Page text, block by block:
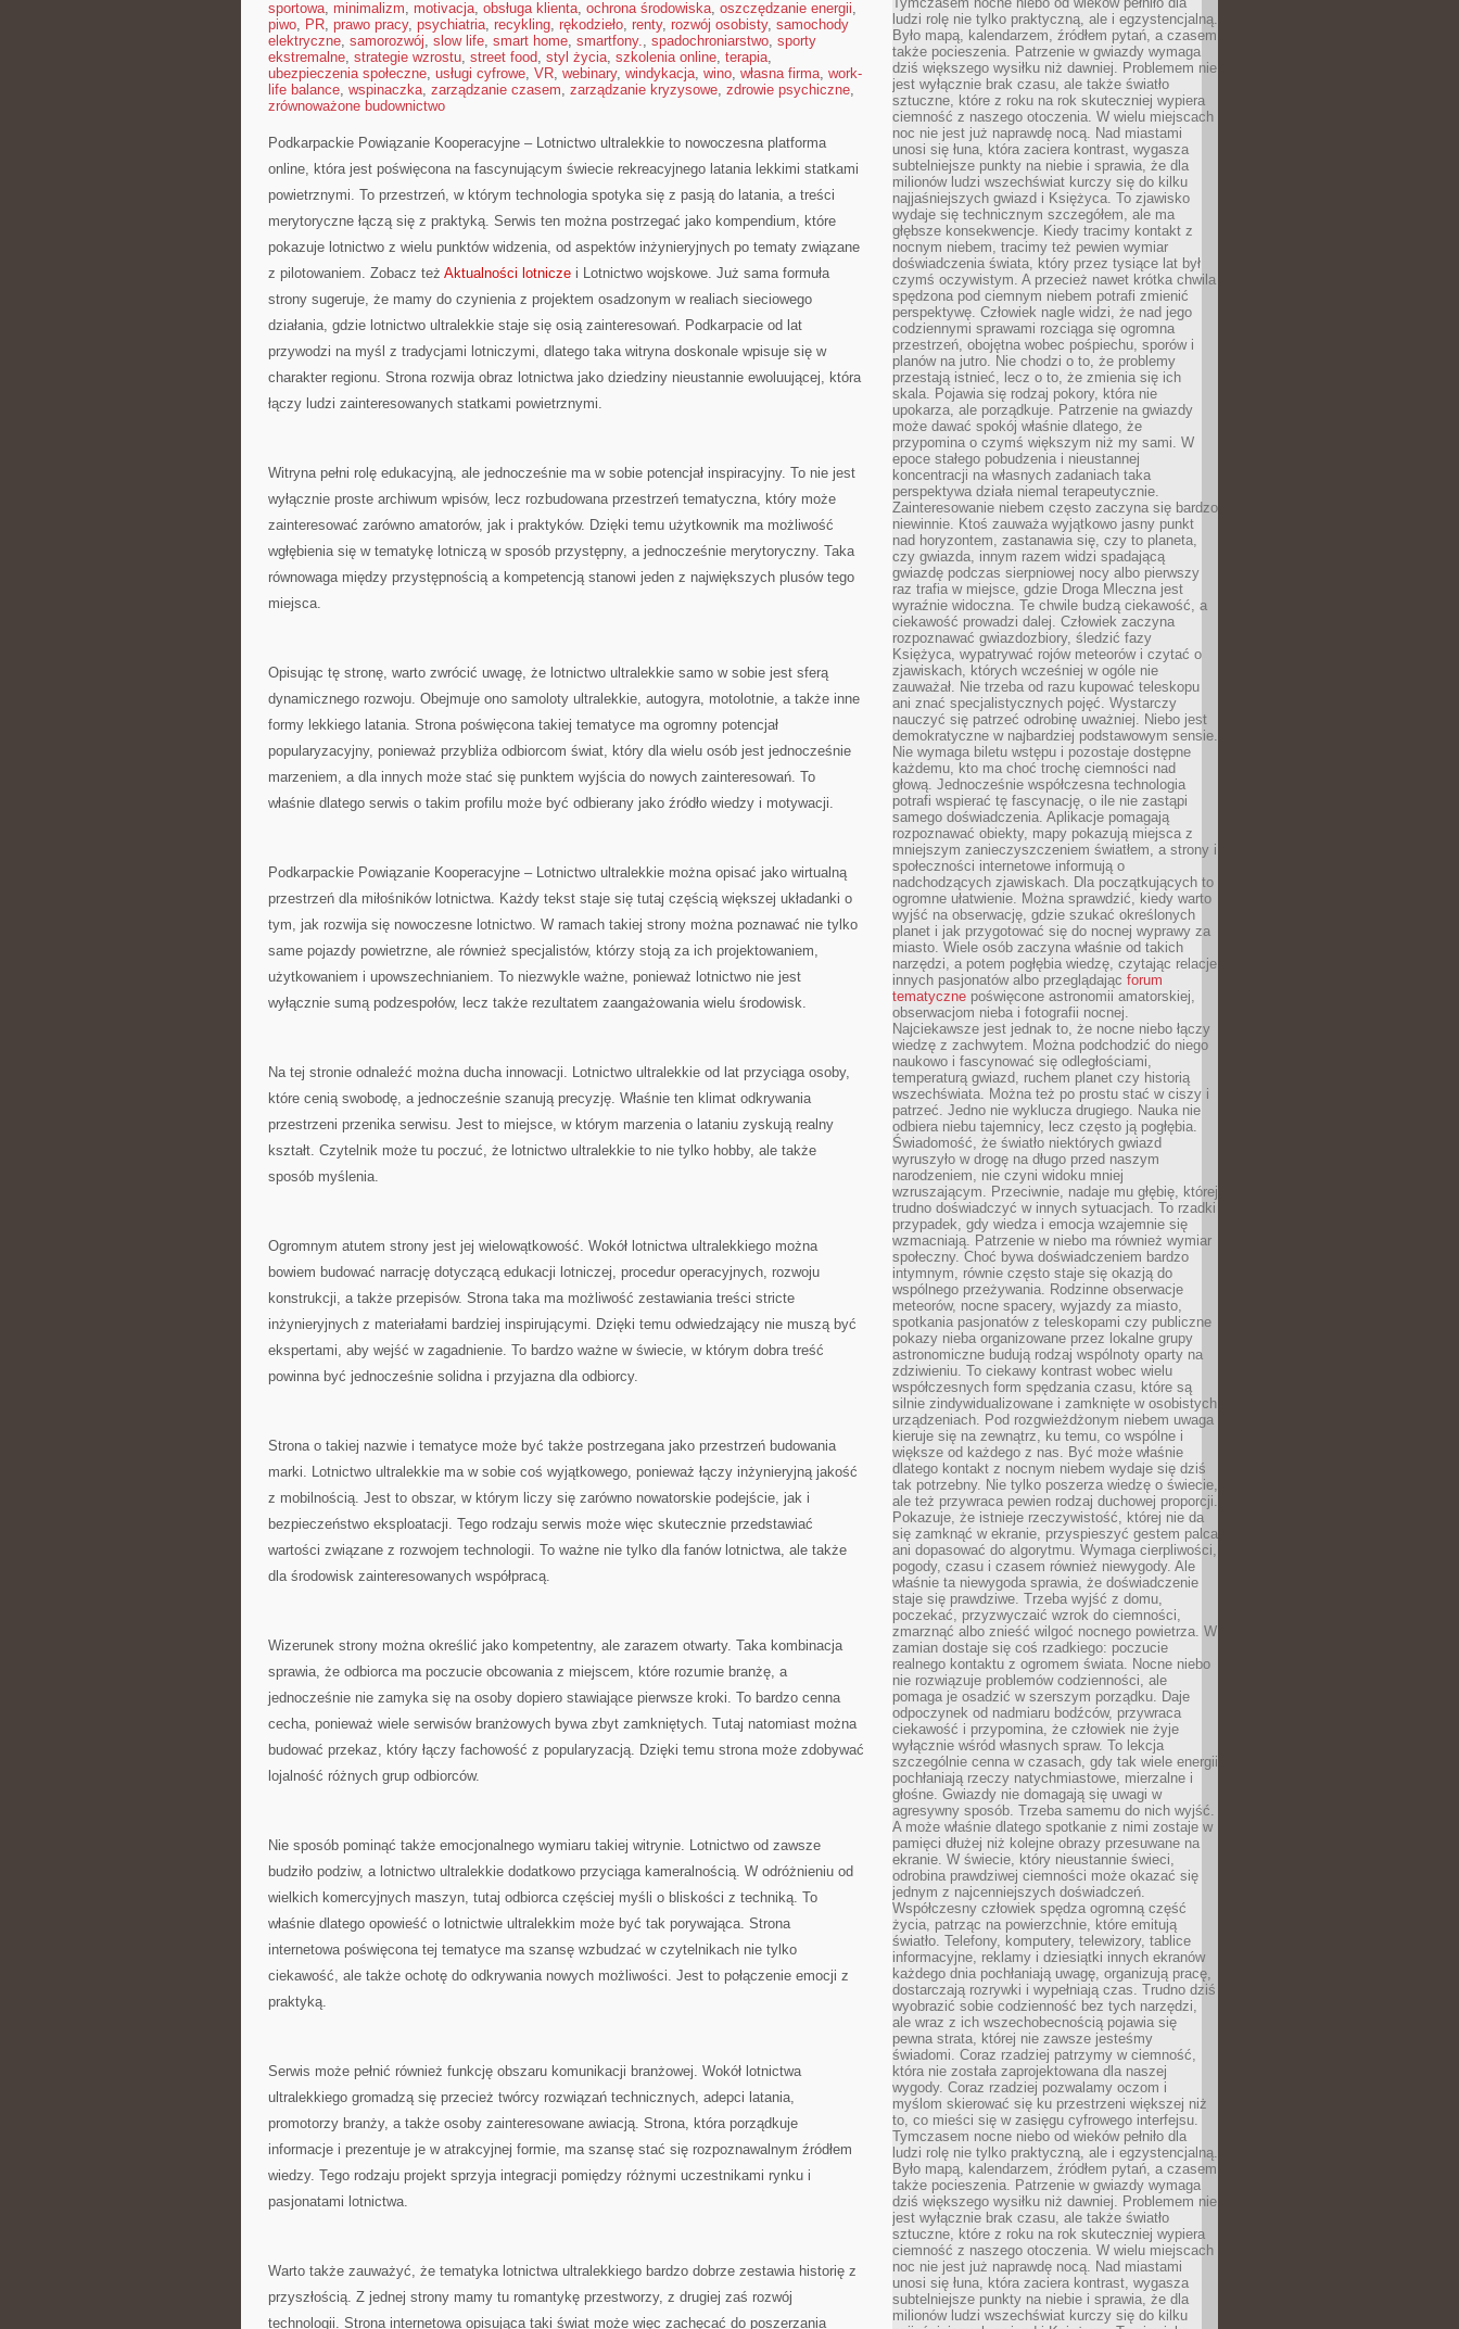
sportowa, minimalizm, motivacja, obsługa klienta, ochrona środowiska, oszczędzanie energii,
piwo, PR, prawo pracy, psychiatria, recykling, rękodzieło, renty, rozwój osobisty, samochody
elektryczne, samorozwój, slow life, smart home, smartfony., spadochroniarstwo, sporty
ekstremalne, strategie wzrostu, street food, styl życia, szkolenia online, terapia,
ubezpieczenia społeczne, usługi cyfrowe, VR, webinary, windykacja, wino, własna firma, work-
life balance, wspinaczka, zarządzanie czasem, zarządzanie kryzysowe, zdrowie psychiczne,
zrównoważone budownictwo
Podkarpackie Powiązanie Kooperacyjne – Lotnictwo ultralekkie to nowoczesna platforma
online, która jest poświęcona na fascynującym świecie rekreacyjnego latania lekkimi statkami
powietrznymi. To przestrzeń, w którym technologia spotyka się z pasją do latania, a treści
merytoryczne łączą się z praktyką. Serwis ten można postrzegać jako kompendium, które
pokazuje lotnictwo z wielu punktów widzenia, od aspektów inżynieryjnych po tematy związane
z pilotowaniem. Zobacz też Aktualności lotnicze i Lotnictwo wojskowe. Już sama formuła
strony sugeruje, że mamy do czynienia z projektem osadzonym w realiach sieciowego
działania, gdzie lotnictwo ultralekkie staje się osią zainteresowań. Podkarpacie od lat
przywodzi na myśl z tradycjami lotniczymi, dlatego taka witryna doskonale wpisuje się w
charakter regionu. Strona rozwija obraz lotnictwa jako dziedziny nieustannie ewoluującej, która
łączy ludzi zainteresowanych statkami powietrznymi.
Witryna pełni rolę edukacyjną, ale jednocześnie ma w sobie potencjał inspiracyjny. To nie jest
wyłącznie proste archiwum wpisów, lecz rozbudowana przestrzeń tematyczna, który może
zainteresować zarówno amatorów, jak i praktyków. Dzięki temu użytkownik ma możliwość
wgłębienia się w tematykę lotniczą w sposób przystępny, a jednocześnie merytoryczny. Taka
równowaga między przystępnością a kompetencją stanowi jeden z największych plusów tego
miejsca.
Opisując tę stronę, warto zwrócić uwagę, że lotnictwo ultralekkie samo w sobie jest sferą
dynamicznego rozwoju. Obejmuje ono samoloty ultralekkie, autogyra, motolotnie, a także inne
formy lekkiego latania. Strona poświęcona takiej tematyce ma ogromny potencjał
popularyzacyjny, ponieważ przybliża odbiorcom świat, który dla wielu osób jest jednocześnie
marzeniem, a dla innych może stać się punktem wyjścia do nowych zainteresowań. To
właśnie dlatego serwis o takim profilu może być odbierany jako źródło wiedzy i motywacji.
Podkarpackie Powiązanie Kooperacyjne – Lotnictwo ultralekkie można opisać jako wirtualną
przestrzeń dla miłośników lotnictwa. Każdy tekst staje się tutaj częścią większej układanki o
tym, jak rozwija się nowoczesne lotnictwo. W ramach takiej strony można poznawać nie tylko
same pojazdy powietrzne, ale również specjalistów, którzy stoją za ich projektowaniem,
użytkowaniem i upowszechnianiem. To niezwykle ważne, ponieważ lotnictwo nie jest
wyłącznie sumą podzespołów, lecz także rezultatem zaangażowania wielu środowisk.
Na tej stronie odnaleźć można ducha innowacji. Lotnictwo ultralekkie od lat przyciąga osoby,
które cenią swobodę, a jednocześnie szanują precyzję. Właśnie ten klimat odkrywania
przestrzeni przenika serwisu. Jest to miejsce, w którym marzenia o lataniu zyskują realny
kształt. Czytelnik może tu poczuć, że lotnictwo ultralekkie to nie tylko hobby, ale także
sposób myślenia.
Ogromnym atutem strony jest jej wielowątkowość. Wokół lotnictwa ultralekkiego można
bowiem budować narrację dotyczącą edukacji lotniczej, procedur operacyjnych, rozwoju
konstrukcji, a także przepisów. Strona taka ma możliwość zestawiania treści stricte
inżynieryjnych z materiałami bardziej inspirującymi. Dzięki temu odwiedzający nie muszą być
ekspertami, aby wejść w zagadnienie. To bardzo ważne w świecie, w którym dobra treść
powinna być jednocześnie solidna i przyjazna dla odbiorcy.
Strona o takiej nazwie i tematyce może być także postrzegana jako przestrzeń budowania
marki. Lotnictwo ultralekkie ma w sobie coś wyjątkowego, ponieważ łączy inżynieryjną jakość
z mobilnością. Jest to obszar, w którym liczy się zarówno nowatorskie podejście, jak i
bezpieczeństwo eksploatacji. Tego rodzaju serwis może więc skutecznie przedstawiać
wartości związane z rozwojem technologii. To ważne nie tylko dla fanów lotnictwa, ale także
dla środowisk zainteresowanych współpracą.
Wizerunek strony można określić jako kompetentny, ale zarazem otwarty. Taka kombinacja
sprawia, że odbiorca ma poczucie obcowania z miejscem, które rozumie branżę, a
jednocześnie nie zamyka się na osoby dopiero stawiające pierwsze kroki. To bardzo cenna
cecha, ponieważ wiele serwisów branżowych bywa zbyt zamkniętych. Tutaj natomiast można
budować przekaz, który łączy fachowość z popularyzacją. Dzięki temu strona może zdobywać
lojalność różnych grup odbiorców.
Nie sposób pominąć także emocjonalnego wymiaru takiej witrynie. Lotnictwo od zawsze
budziło podziw, a lotnictwo ultralekkie dodatkowo przyciąga kameralnością. W odróżnieniu od
wielkich komercyjnych maszyn, tutaj odbiorca częściej myśli o bliskości z techniką. To
właśnie dlatego opowieść o lotnictwie ultralekkim może być tak porywająca. Strona
internetowa poświęcona tej tematyce ma szansę wzbudzać w czytelnikach nie tylko
ciekawość, ale także ochotę do odkrywania nowych możliwości. Jest to połączenie emocji z
praktyką.
Serwis może pełnić również funkcję obszaru komunikacji branżowej. Wokół lotnictwa
ultralekkiego gromadzą się przecież twórcy rozwiązań technicznych, adepci latania,
promotorzy branży, a także osoby zainteresowane awiacją. Strona, która porządkuje
informacje i prezentuje je w atrakcyjnej formie, ma szansę stać się rozpoznawalnym źródłem
wiedzy. Tego rodzaju projekt sprzyja integracji pomiędzy różnymi uczestnikami rynku i
pasjonatami lotnictwa.
Warto także zauważyć, że tematyka lotnictwa ultralekkiego bardzo dobrze zestawia historię z
przyszłością. Z jednej strony mamy tu romantykę przestworzy, z drugiej zaś rozwój
technologii. Strona internetowa opisująca taki świat może więc zachęcać do poszerzania
ludzi rolę nie tylko praktyczną, ale i egzystencjalną.
Było mapą, kalendarzem, źródłem pytań, a czasem
także pocieszenia. Patrzenie w gwiazdy wymaga
dziś większego wysiłku niż dawniej. Problemem nie
jest wyłącznie brak czasu, ale także światło
sztuczne, które z roku na rok skuteczniej wypiera
ciemność z naszego otoczenia. W wielu miejscach
noc nie jest już naprawdę nocą. Nad miastami
unosi się łuna, która zaciera kontrast, wygasza
subtelniejsze punkty na niebie i sprawia, że dla
milionów ludzi wszechświat kurczy się do kilku
najjaśniejszych gwiazd i Księżyca. To zjawisko
wydaje się technicznym szczegółem, ale ma
głębsze konsekwencje. Kiedy tracimy kontakt z
nocnym niebem, tracimy też pewien wymiar
doświadczenia świata, który przez tysiące lat był
czymś oczywistym. A przecież nawet krótka chwila
spędzona pod ciemnym niebem potrafi zmienić
perspektywę. Człowiek nagle widzi, że nad jego
codziennymi sprawami rozciąga się ogromna
przestrzeń, obojętna wobec pośpiechu, sporów i
planów na jutro. Nie chodzi o to, że problemy
przestają istnieć, lecz o to, że zmienia się ich
skala. Pojawia się rodzaj pokory, która nie
upokarza, ale porządkuje. Patrzenie na gwiazdy
może dawać spokój właśnie dlatego, że
przypomina o czymś większym niż my sami. W
epoce stałego pobudzenia i nieustannej
koncentracji na własnych zadaniach taka
perspektywa działa niemal terapeutycznie.
Zainteresowanie niebem często zaczyna się bardzo
niewinnie. Ktoś zauważa wyjątkowo jasny punkt
nad horyzontem, zastanawia się, czy to planeta,
czy gwiazda, innym razem widzi spadającą
gwiazdę podczas sierpniowej nocy albo pierwszy
raz trafia w miejsce, gdzie Droga Mleczna jest
wyraźnie widoczna. Te chwile budzą ciekawość, a
ciekawość prowadzi dalej. Człowiek zaczyna
rozpoznawać gwiazdozbiory, śledzić fazy
Księżyca, wypatrywać rojów meteorów i czytać o
zjawiskach, których wcześniej w ogóle nie
zauważał. Nie trzeba od razu kupować teleskopu
ani znać specjalistycznych pojęć. Wystarczy
nauczyć się patrzeć odrobinę uważniej. Niebo jest
demokratyczne w najbardziej podstawowym sensie.
Nie wymaga biletu wstępu i pozostaje dostępne
każdemu, kto ma choć trochę ciemności nad
głową. Jednocześnie współczesna technologia
potrafi wspierać tę fascynację, o ile nie zastąpi
samego doświadczenia. Aplikacje pomagają
rozpoznawać obiekty, mapy pokazują miejsca z
mniejszym zanieczyszczeniem światłem, a strony i
społeczności internetowe informują o
nadchodzących zjawiskach. Dla początkujących to
ogromne ułatwienie. Można sprawdzić, kiedy warto
wyjść na obserwację, gdzie szukać określonych
planet i jak przygotować się do nocnej wyprawy za
miasto. Wiele osób zaczyna właśnie od takich
narzędzi, a potem pogłębia wiedzę, czytając relacje
innych pasjonatów albo przeglądając forum
tematyczne poświęcone astronomii amatorskiej,
obserwacjom nieba i fotografii nocnej.
Najciekawsze jest jednak to, że nocne niebo łączy
wiedzę z zachwytem. Można podchodzić do niego
naukowo i fascynować się odległościami,
temperaturą gwiazd, ruchem planet czy historią
wszechświata. Można też po prostu stać w ciszy i
patrzeć. Jedno nie wyklucza drugiego. Nauka nie
odbiera niebu tajemnicy, lecz często ją pogłębia.
Świadomość, że światło niektórych gwiazd
wyruszyło w drogę na długo przed naszym
narodzeniem, nie czyni widoku mniej
wzruszającym. Przeciwnie, nadaje mu głębię, której
trudno doświadczyć w innych sytuacjach. To rzadki
przypadek, gdy wiedza i emocja wzajemnie się
wzmacniają. Patrzenie w niebo ma również wymiar
społeczny. Choć bywa doświadczeniem bardzo
intymnym, równie często staje się okazją do
wspólnego przeżywania. Rodzinne obserwacje
meteorów, nocne spacery, wyjazdy za miasto,
spotkania pasjonatów z teleskopami czy publiczne
pokazy nieba organizowane przez lokalne grupy
astronomiczne budują rodzaj wspólnoty oparty na
zdziwieniu. To ciekawy kontrast wobec wielu
współczesnych form spędzania czasu, które są
silnie zindywidualizowane i zamknięte w osobistych
urządzeniach. Pod rozgwieżdżonym niebem uwaga
kieruje się na zewnątrz, ku temu, co wspólne i
większe od każdego z nas. Być może właśnie
dlatego kontakt z nocnym niebem wydaje się dziś
tak potrzebny. Nie tylko poszerza wiedzę o świecie,
ale też przywraca pewien rodzaj duchowej proporcji.
Pokazuje, że istnieje rzeczywistość, której nie da
się zamknąć w ekranie, przyspieszyć gestem palca
ani dopasować do algorytmu. Wymaga cierpliwości,
pogody, czasu i czasem również niewygody. Ale
właśnie ta niewygoda sprawia, że doświadczenie
staje się prawdziwe. Trzeba wyjść z domu,
poczekać, przyzwyczaić wzrok do ciemności,
zmarznąć albo znieść wilgoć nocnego powietrza. W
zamian dostaje się coś rzadkiego: poczucie
realnego kontaktu z ogromem świata. Nocne niebo
nie rozwiązuje problemów codzienności, ale
pomaga je osadzić w szerszym porządku. Daje
odpoczynek od nadmiaru bodźców, przywraca
ciekawość i przypomina, że człowiek nie żyje
wyłącznie wśród własnych spraw. To lekcja
szczególnie cenna w czasach, gdy tak wiele energii
pochłaniają rzeczy natychmiastowe, mierzalne i
głośne. Gwiazdy nie domagają się uwagi w
agresywny sposób. Trzeba samemu do nich wyjść.
A może właśnie dlatego spotkanie z nimi zostaje w
pamięci dłużej niż kolejne obrazy przesuwane na
ekranie. W świecie, który nieustannie świeci,
odrobina prawdziwej ciemności może okazać się
jednym z najcenniejszych doświadczeń.
Współczesny człowiek spędza ogromną część
życia, patrząc na powierzchnie, które emitują
światło. Telefony, komputery, telewizory, tablice
informacyjne, reklamy i dziesiątki innych ekranów
każdego dnia pochłaniają uwagę, organizują pracę,
dostarczają rozrywki i wypełniają czas. Trudno dziś
wyobrazić sobie codzienność bez tych narzędzi,
ale wraz z ich wszechobecnością pojawia się
pewna strata, której nie zawsze jesteśmy
świadomi. Coraz rzadziej patrzymy w ciemność,
która nie została zaprojektowana dla naszej
wygody. Coraz rzadziej pozwalamy oczom i
myślom skierować się ku przestrzeni większej niż
to, co mieści się w zasięgu cyfrowego interfejsu.
Tymczasem nocne niebo od wieków pełniło dla
ludzi rolę nie tylko praktyczną, ale i egzystencjalną.
Było mapą, kalendarzem, źródłem pytań, a czasem
także pocieszenia. Patrzenie w gwiazdy wymaga
dziś większego wysiłku niż dawniej. Problemem nie
jest wyłącznie brak czasu, ale także światło
sztuczne, które z roku na rok skuteczniej wypiera
ciemność z naszego otoczenia. W wielu miejscach
noc nie jest już naprawdę nocą. Nad miastami
unosi się łuna, która zaciera kontrast, wygasza
subtelniejsze punkty na niebie i sprawia, że dla
milionów ludzi wszechświat kurczy się do kilku